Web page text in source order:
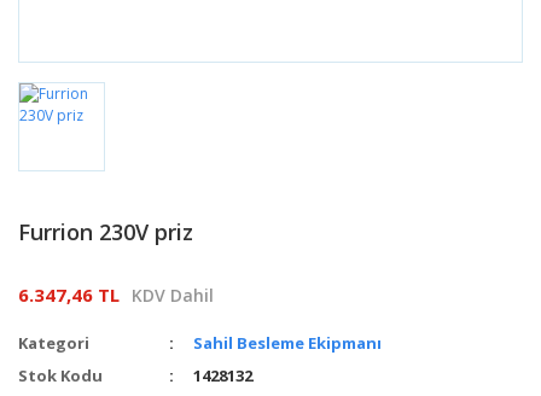
Furrion 230V priz
6.347,46 TL KDV Dahil
Kategori
Sahil Besleme Ekipmanı
Stok Kodu
1428132